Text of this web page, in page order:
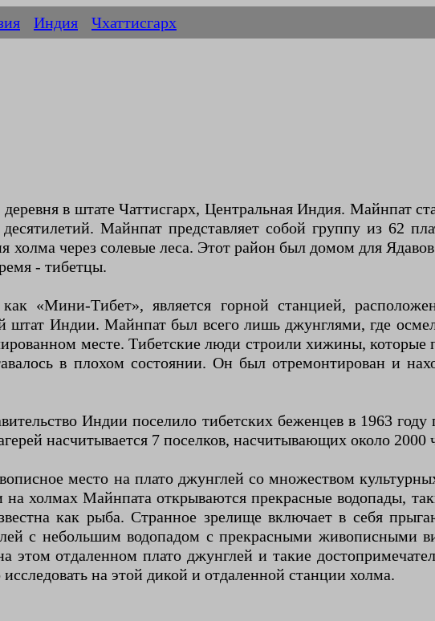
Индия Чхаттисгарх
в штате Чаттисгарх, Центральная Индия. Майнпат
Майнпат представляет собой группу из 62
холма через солевые леса. Этот район был домом для
- тибетцы.
«Мини-Тибет», является горной станцией,
штат Индии. Майнпат был всего лишь джунглями, где
месте. Тибетские люди строили хижины,
в плохом состоянии. Он был отремонтирован и
Индии поселило тибетских беженцев в 1963
насчитывается 7 поселков, насчитывающих около
место на плато джунглей со множеством
холмах Майнпата открываются прекрасные водопады,
как рыба. Странное зрелище включает в себя
с небольшим водопадом с прекрасными живописными
этом отдаленном плато джунглей и такие
на этой дикой и отдаленной станции холма.